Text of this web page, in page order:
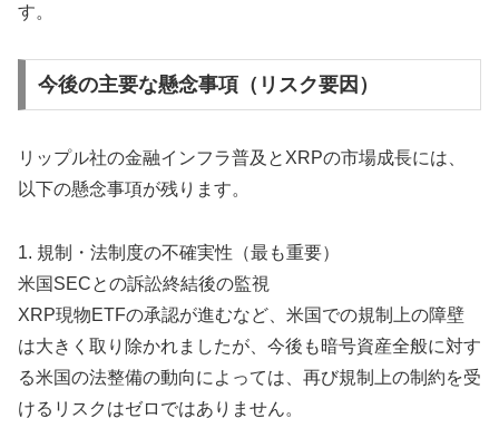
す。
今後の主要な懸念事項（リスク要因）
リップル社の金融インフラ普及とXRPの市場成長には、
以下の懸念事項が残ります。
1. 規制・法制度の不確実性（最も重要）
米国SECとの訴訟終結後の監視
XRP現物ETFの承認が進むなど、米国での規制上の障壁
は大きく取り除かれましたが、今後も暗号資産全般に対す
る米国の法整備の動向によっては、再び規制上の制約を受
けるリスクはゼロではありません。